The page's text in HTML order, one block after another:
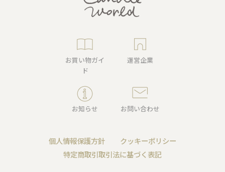
お買い物ガイ
ド
運営企業
お知らせ お問い合わせ
個人情報保護方針
クッキーポリシー
特定商取引取引法に基づく表記